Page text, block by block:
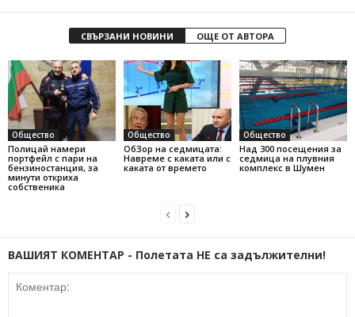
СВЪРЗАНИ НОВИНИ ОЩЕ ОТ АВТОРА
Общество
Полицай намери
портфейл с пари на
бензиностанция, за
минути откриха
собственика
Общество
ОбЗор на седмицата:
Навреме с каката или с
каката от времето
Общество
Над 300 посещения за
седмица на плувния
комплекс в Шумен
ВАШИЯТ КОМЕНТАР - Полетата НЕ са задължителни!